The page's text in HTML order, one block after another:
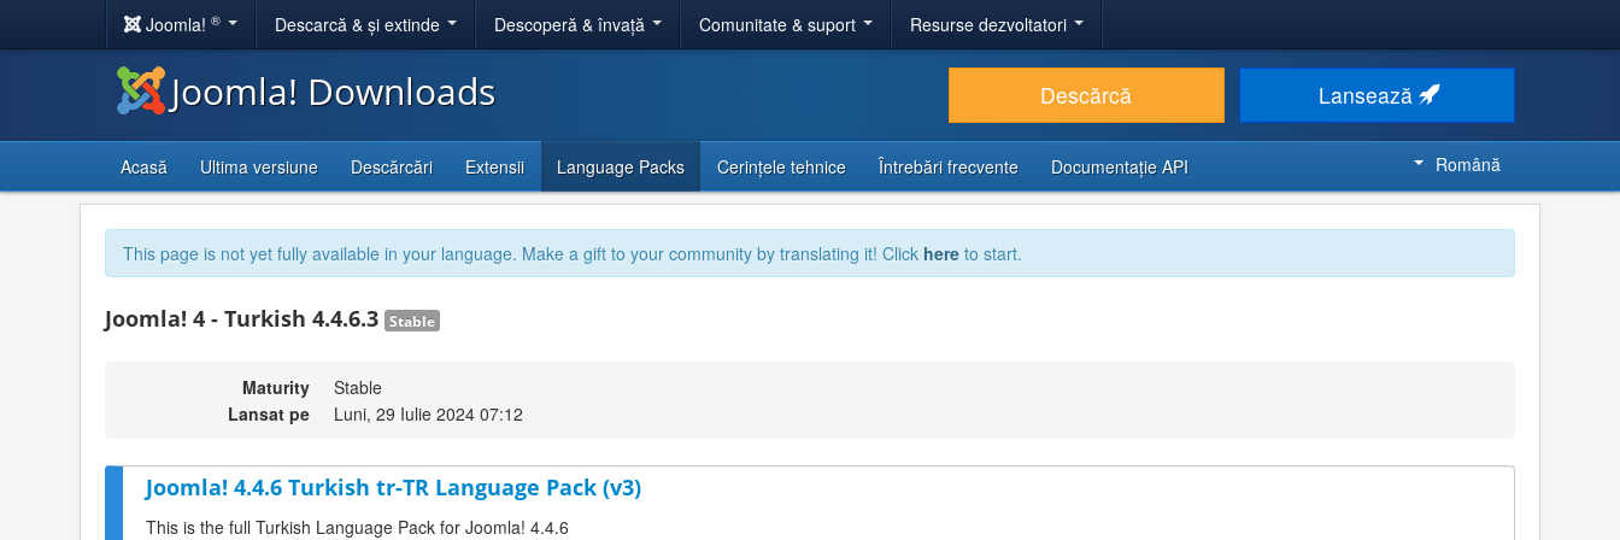
Joomla! ® Descarcă & și extinde Descoperă & învață Comunitate & suport Resurse dezvoltatori
Joomla! Downloads Descărcă Lansează
Acasă Ultima versiune Descărcări Extensii Language Packs Cerințele tehnice Întrebări frecvente Documentaţie API Română
This page is not yet fully available in your language. Make a gift to your community by translating it! Click here to start.
Joomla! 4 - Turkish 4.4.6.3 Stable
Maturity
Stable
Lansat pe
Luni, 29 Iulie 2024 07:12
Joomla! 4.4.6 Turkish tr-TR Language Pack (v3)
This is the full Turkish Language Pack for Joomla! 4.4.6